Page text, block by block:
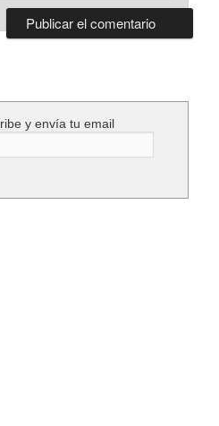
y envía tu email